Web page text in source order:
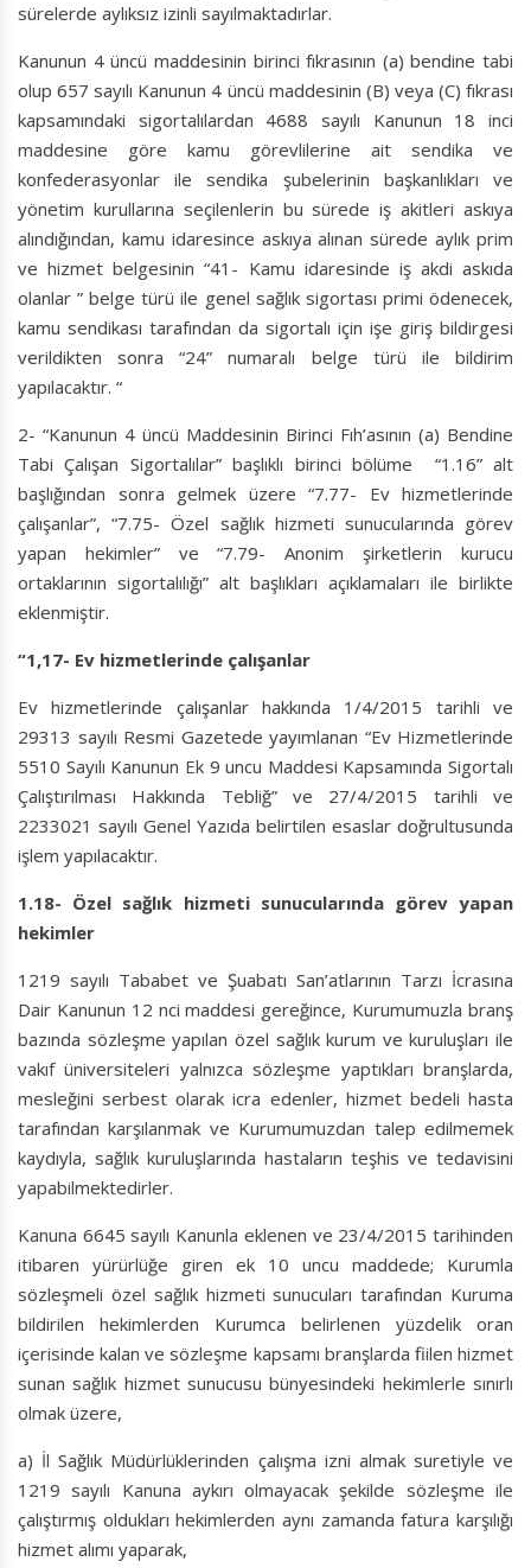
sürelerde aylıksız izinli sayılmaktadırlar.
Kanunun 4 üncü maddesinin birinci fıkrasının (a) bendine tabi
olup 657 sayılı Kanunun 4 üncü maddesinin (B) veya (C) fıkrası
kapsamındaki sigortalılardan 4688 sayılı Kanunun 18 inci
maddesine göre kamu görevlilerine ait sendika ve
konfederasyonlar ile sendika şubelerinin başkanlıkları ve
yönetim kurullarına seçilenlerin bu sürede iş akitleri askıya
alındığından, kamu idaresince askıya alınan sürede aylık prim
ve hizmet belgesinin “41- Kamu idaresinde iş akdi askıda
olanlar ” belge türü ile genel sağlık sigortası primi ödenecek,
kamu sendikası tarafından da sigortalı için işe giriş bildirgesi
verildikten sonra “24” numaralı belge türü ile bildirim
yapılacaktır. “
2- “Kanunun 4 üncü Maddesinin Birinci Fıh’asının (a) Bendine
Tabi Çalışan Sigortalılar” başlıklı birinci bölüme “1.16” alt
başlığından sonra gelmek üzere “7.77- Ev hizmetlerinde
çalışanlar”, “7.75- Özel sağlık hizmeti sunucularında görev
yapan hekimler” ve “7.79- Anonim şirketlerin kurucu
ortaklarının sigortalılığı” alt başlıkları açıklamaları ile birlikte
eklenmiştir.
“1,17- Ev hizmetlerinde çalışanlar
Ev hizmetlerinde çalışanlar hakkında 1/4/2015 tarihli ve
29313 sayılı Resmi Gazetede yayımlanan “Ev Hizmetlerinde
5510 Sayılı Kanunun Ek 9 uncu Maddesi Kapsamında Sigortalı
Çalıştırılması Hakkında Tebliğ” ve 27/4/2015 tarihli ve
2233021 sayılı Genel Yazıda belirtilen esaslar doğrultusunda
işlem yapılacaktır.
1.18- Özel sağlık hizmeti sunucularında görev yapan
hekimler
1219 sayılı Tababet ve Şuabatı San’atlarının Tarzı İcrasına
Dair Kanunun 12 nci maddesi gereğince, Kurumumuzla branş
bazında sözleşme yapılan özel sağlık kurum ve kuruluşları ile
vakıf üniversiteleri yalnızca sözleşme yaptıkları branşlarda,
mesleğini serbest olarak icra edenler, hizmet bedeli hasta
tarafından karşılanmak ve Kurumumuzdan talep edilmemek
kaydıyla, sağlık kuruluşlarında hastaların teşhis ve tedavisini
yapabilmektedirler.
Kanuna 6645 sayılı Kanunla eklenen ve 23/4/2015 tarihinden
itibaren yürürlüğe giren ek 10 uncu maddede; Kurumla
sözleşmeli özel sağlık hizmeti sunucuları tarafından Kuruma
bildirilen hekimlerden Kurumca belirlenen yüzdelik oran
içerisinde kalan ve sözleşme kapsamı branşlarda fiilen hizmet
sunan sağlık hizmet sunucusu bünyesindeki hekimlerle sınırlı
olmak üzere,
a) İl Sağlık Müdürlüklerinden çalışma izni almak suretiyle ve
1219 sayılı Kanuna aykırı olmayacak şekilde sözleşme ile
çalıştırmış oldukları hekimlerden aynı zamanda fatura karşılığı
hizmet alımı yaparak,